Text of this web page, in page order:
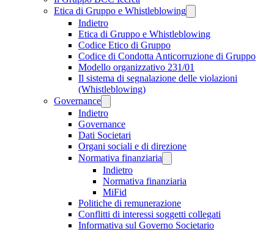
Etica di Gruppo e Whistleblowing
Indietro
Etica di Gruppo e Whistleblowing
Codice Etico di Gruppo
Codice di Condotta Anticorruzione di Gruppo
Modello organizzativo 231/01
Il sistema di segnalazione delle violazioni
(Whistleblowing)
Governance
Indietro
Governance
Dati Societari
Organi sociali e di direzione
Normativa finanziaria
Indietro
Normativa finanziaria
MiFid
Politiche di remunerazione
Conflitti di interessi soggetti collegati
Informativa sul Governo Societario